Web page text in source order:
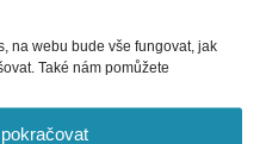
na webu bude vše fungovat, jak
Také nám pomůžete